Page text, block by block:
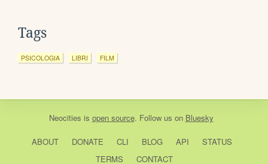
Tags
PSICOLOGIA LIBRI FILM
Neocities is open source. Follow us on Bluesky
ABOUT DONATE CLI BLOG API
STATUS
TERMS
CONTACT